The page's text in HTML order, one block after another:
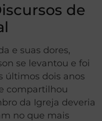
de
e suas dores,
se levantou e foi
últimos dois anos
compartilhou
da Igreja deveria
no que mais